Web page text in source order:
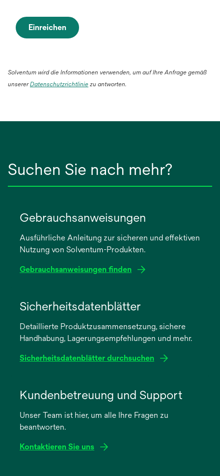
Einreichen
Solventum wird die Informationen verwenden, um auf Ihre Anfrage gemäß
unsererDatenschutzrichtliniewird
zu antworten.
Suchen Sie nach mehr?
Gebrauchsanweisungen
Ausführliche Anleitung zur sicheren und effektiven
Nutzung von Solventum-Produkten.
Gebrauchsanweisungen finden
neuen
Registerkarte
Sicherheitsdatenblätter
Detaillierte Produktzusammensetzung, sichere
Handhabung, Lagerungsempfehlungen und mehr.
Sicherheitsdatenblätter durchsuchen
neuen
Registerkarte
Kundenbetreuung und Support
Unser Team ist hier, um alle Ihre Fragen zu
beantworten.
Kontaktieren Sie uns